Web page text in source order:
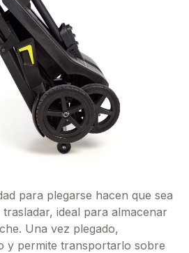
para plegarse hacen que sea
ideal para almacenar
Una vez plegado,
y permite transportarlo sobre